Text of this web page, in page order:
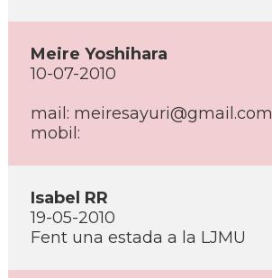
Meire Yoshihara
10-07-2010
mail: meiresayuri@gmail.com
mobil:
Isabel RR
19-05-2010
Fent una estada a la LJMU